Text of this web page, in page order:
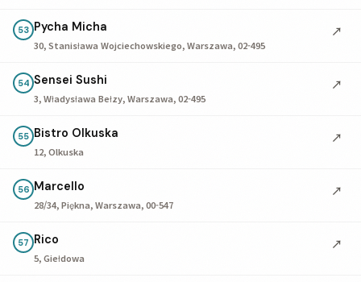
53 Pycha Micha
30, Stanisława Wojciechowskiego, Warszawa, 02-495
↗
54 Sensei Sushi
3, Władysława Bełzy, Warszawa, 02-495
↗
55 Bistro Olkuska
12, Olkuska
↗
56 Marcello
28/34, Piękna, Warszawa, 00-547
↗
57 Rico
5, Giełdowa
↗